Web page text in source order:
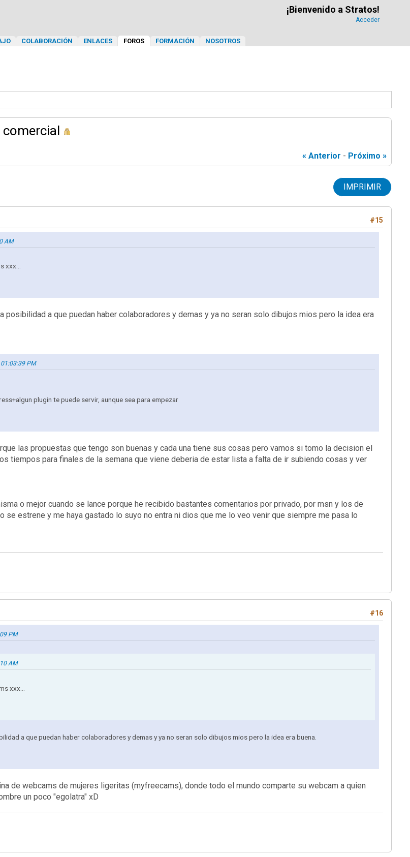
¡Bienvenido a Stratos!
Acceder
COLABORACIÓN ENLACES FOROS FORMACIÓN NOSOTROS
« Anterior - Próximo »
IMPRIMIR
#15
AM
xxx...
posibilidad a que puedan haber colaboradores y demas y ya no seran solo dibujos mios pero la idea era
PM
plugin te puede servir, aunque sea para empezar
las propuestas que tengo son buenas y cada una tiene sus cosas pero vamos si tomo la decision el
tiempos para finales de la semana que viene deberia de estar lista a falta de ir subiendo cosas y ver
o mejor cuando se lance porque he recibido bastantes comentarios por privado, por msn y los de
se estrene y me haya gastado lo suyo no entra ni dios que me lo veo venir que siempre me pasa lo
#16
PM
AM
xxx...
a que puedan haber colaboradores y demas y ya no seran solo dibujos mios pero la idea era buena.
de webcams de mujeres ligeritas (myfreecams), donde todo el mundo comparte su webcam a quien
un poco "egolatra" xD